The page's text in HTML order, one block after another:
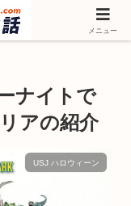
アトラクションなどユニ
す
ナイトで
アの紹介
USJ ハロウィーン
メニュー